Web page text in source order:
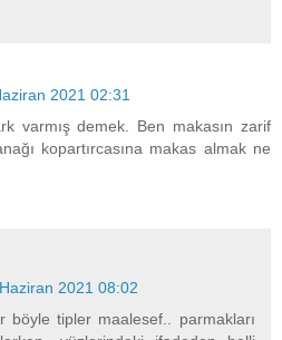
2021 02:31
varmış demek. Ben makasın zarif
kopartırcasına makas almak ne
2021 08:02
böyle tipler maalesef.. parmakları